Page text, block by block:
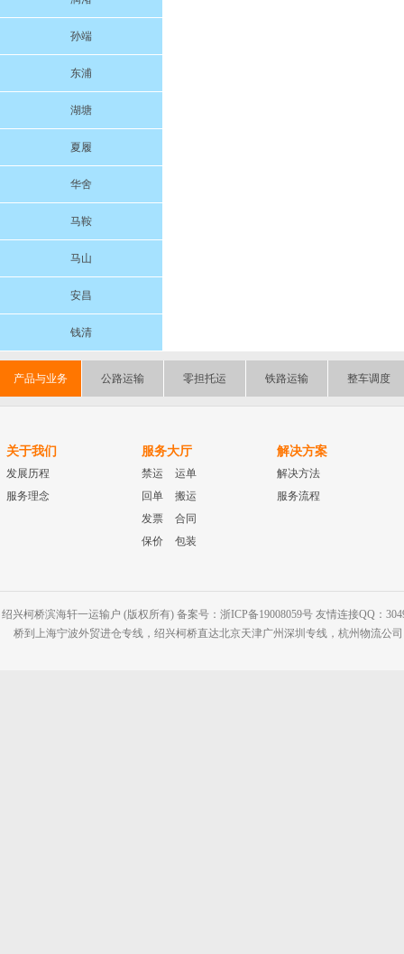
孙端
东浦
湖塘
夏履
华舍
马鞍
马山
安昌
钱清
产品与业务 公路运输 零担托运 铁路运输 整车调度
关于我们
发展历程
服务理念
服务大厅
禁运
运单
回单
搬运
发票
合同
保价
包装
解决方案
解决方法
服务流程
绍兴柯桥滨海轩一运输户 (版权所有) 备案号：浙ICP备19008059号 友情连接QQ：
桥到上海宁波外贸进仓专线，绍兴柯桥直达北京天津广州深圳专线，杭州物流公